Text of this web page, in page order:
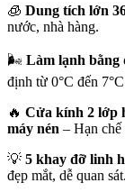
🧊 Dung tích lớn
nước, nhà hàng.
🌬️ Làm lạnh bằng
định từ 0°C đến
🔥 Cửa kính 2 lớp
máy nén – Hạn
💡 5 khay đỡ linh
đẹp mắt, dễ quan sát.